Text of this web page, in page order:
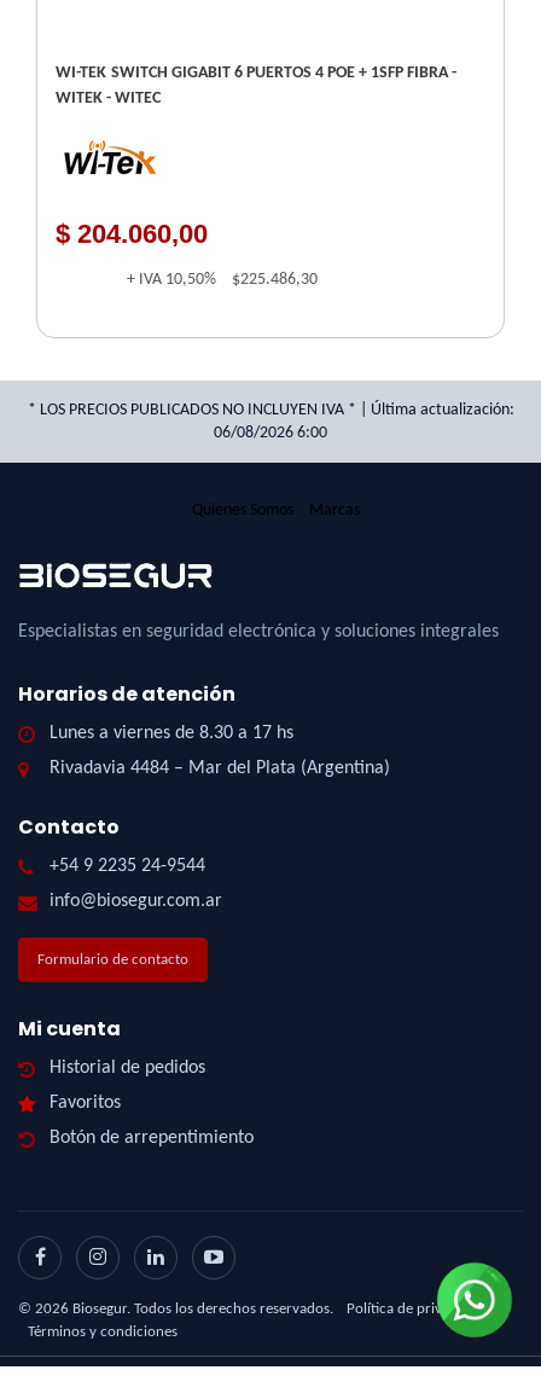
WI-TEK SWITCH GIGABIT 6 PUERTOS 4 POE + 1SFP FIBRA -
WITEK - WITEC
$ 204.060,00
+ IVA 10,50% $225.486,30
* LOS PRECIOS PUBLICADOS NO INCLUYEN IVA * | Última actualización:
06/08/2026 6:00
Quienes Somos Marcas
Especialistas en seguridad electrónica y soluciones integrales
Horarios de atención
Lunes a viernes de 8.30 a 17 hs
Rivadavia 4484 – Mar del Plata (Argentina)
Contacto
+54 9 2235 24-9544
info@biosegur.com.ar
Formulario de contacto
Mi cuenta
Historial de pedidos
Favoritos
Botón de arrepentimiento
© 2026 Biosegur. Todos los derechos reservados. Política de privacidad
|
Términos y condiciones